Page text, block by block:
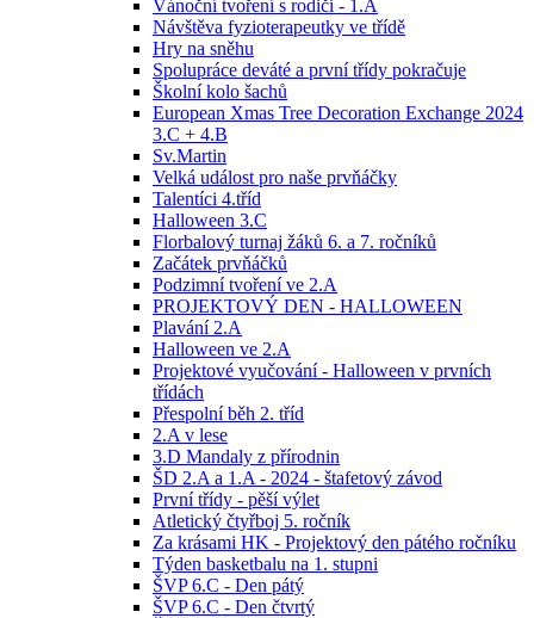
Vánoční tvoření s rodiči - 1.A
Návštěva fyzioterapeutky ve třídě
Hry na sněhu
Spolupráce deváté a první třídy pokračuje
Školní kolo šachů
European Xmas Tree Decoration Exchange 2024
3.C + 4.B
Sv.Martin
Velká událost pro naše prvňáčky
Talentíci 4.tříd
Halloween 3.C
Florbalový turnaj žáků 6. a 7. ročníků
Začátek prvňáčků
Podzimní tvoření ve 2.A
PROJEKTOVÝ DEN - HALLOWEEN
Plavání 2.A
Halloween ve 2.A
Projektové vyučování - Halloween v prvních
třídách
Přespolní běh 2. tříd
2.A v lese
3.D Mandaly z přírodnin
ŠD 2.A a 1.A - 2024 - štafetový závod
První třídy - pěší výlet
Atletický čtyřboj 5. ročník
Za krásami HK - Projektový den pátého ročníku
Týden basketbalu na 1. stupni
ŠVP 6.C - Den pátý
ŠVP 6.C - Den čtvrtý